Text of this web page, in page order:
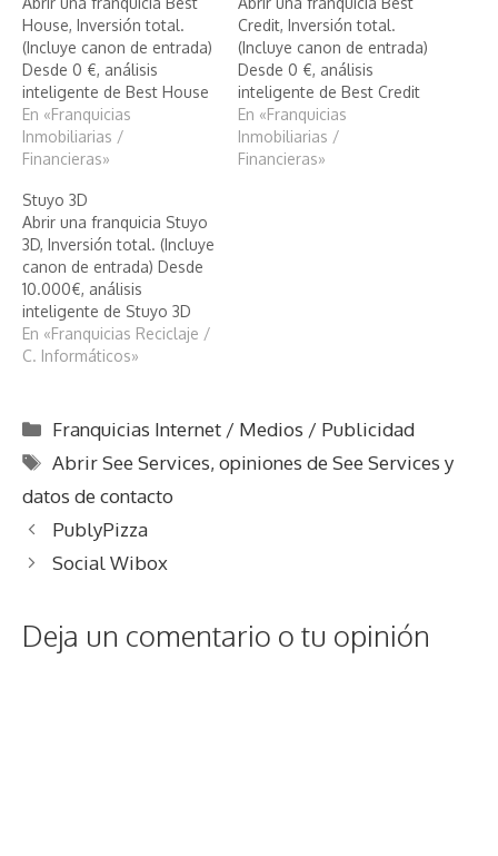
House, Inversión total.
(Incluye canon de entrada)
Desde 0 €, análisis
inteligente de Best House
En «Franquicias
Inmobiliarias /
Financieras»
Credit, Inversión total.
(Incluye canon de entrada)
Desde 0 €, análisis
inteligente de Best Credit
En «Franquicias
Inmobiliarias /
Financieras»
Stuyo 3D
Abrir una franquicia Stuyo
3D, Inversión total. (Incluye
canon de entrada) Desde
10.000€, análisis
inteligente de Stuyo 3D
En «Franquicias Reciclaje /
C. Informáticos»
Categorías
Franquicias Internet / Medios / Publicidad
Etiquetas
Abrir See Services,opiniones de See Services y
datos de contacto
PublyPizza
Social Wibox
Deja un comentario o tu opinión